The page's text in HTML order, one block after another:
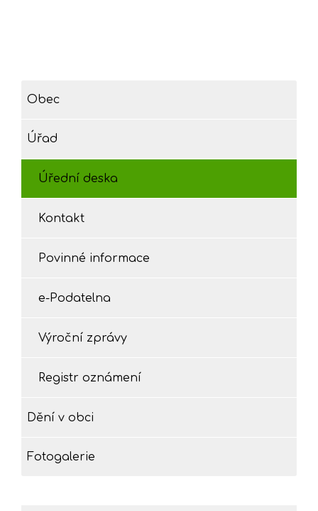
Obec
Úřad
Úřední deska
Kontakt
Povinné informace
e-Podatelna
Výroční zprávy
Registr oznámení
Dění v obci
Fotogalerie